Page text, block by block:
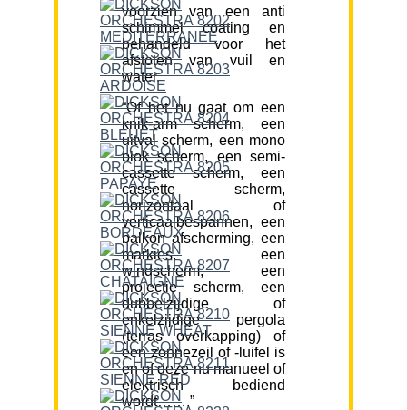
voorzien van een anti
schimmel coating en
behandeld voor het
afstoten van vuil en
water.
“Of het nu gaat om een
knik-arm scherm, een
uitval scherm, een mono
blok scherm, een semi-
cassette scherm, een
cassette scherm,
horizontaal of
verticaalbespannen, een
balkon afscherming, een
markies, een
windscherm, een
projectie scherm, een
dubbelzijdige of
enkelzijdige pergola
(terras overkapping) of
een zonnezeil of -luifel is
en of deze nu manueel of
elektrisch bediend
wordt…….”